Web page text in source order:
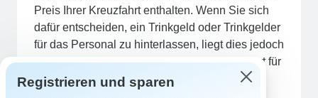
Preis Ihrer Kreuzfahrt enthalten. Wenn Sie sich
dafür entscheiden, ein Trinkgeld oder Trinkgelder
für das Personal zu hinterlassen, liegt dies jedoch
in Ihrem Ermessen. Wenn Sie einen Richtwert für
das empfohlene Trinkgeld wünschen, beträgt
Registrieren und sparen